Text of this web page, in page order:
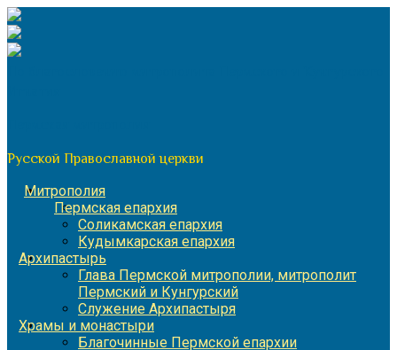
Перейти
к
содержимому
Русской Православной церкви
Митрополия
Пермская епархия
Соликамская епархия
Кудымкарская епархия
Архипастырь
Глава Пермской митрополии, митрополит
Пермский и Кунгурский
Служение Архипастыря
Храмы и монастыри
Благочинные Пермской епархии